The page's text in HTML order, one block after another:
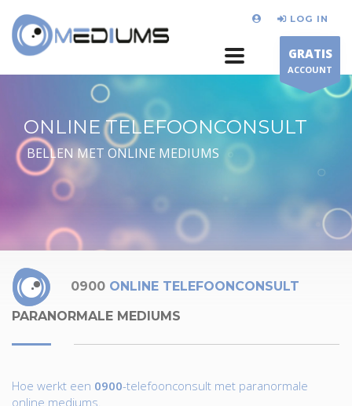
LOG IN
GRATIS
ACCOUNT
ONLINE TELEFOONCONSULT
BELLEN MET ONLINE MEDIUMS
0900 ONLINE TELEFOONCONSULT
PARANORMALE MEDIUMS
Hoe werkt een 0900-telefoonconsult met paranormale
online mediums.